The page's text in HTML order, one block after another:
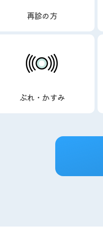
再診の方
ぶれ・かすみ